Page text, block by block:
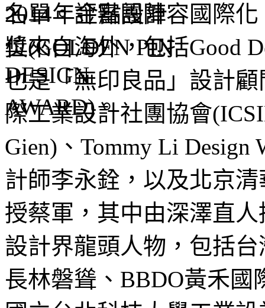
名單。評審團陣容國際
位來自海外，包括Good
也是「無印良品」設計
際工業設計社團協會
Gien)、Tommy Li Design
計師李永銓，以及北京
授蔡軍，其中由深澤直
設計界龍頭人物，包括
長林磐聳、BBDO黃禾